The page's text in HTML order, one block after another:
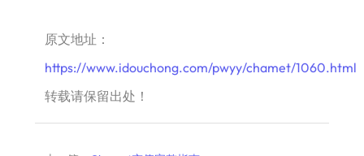
原文地址：
https://www.idouchong.com/pwyy/chamet/1060.html
转载请保留出处！